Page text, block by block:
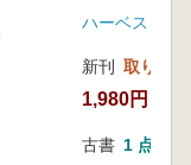
継がれる時
にみられる斜
の君的天皇
ハーベスト出
新刊 取り寄せ
1,980円
古書 1 点